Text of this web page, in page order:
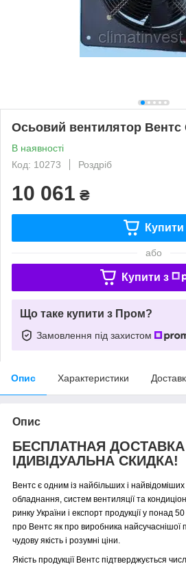
Осьовий вентилятор
В наявності
Код: 10273
Роздріб
10 061 ₴
Купити
або
Купити з
Що таке купити з Пром?
Замовлення під захистом
Опис Характеристики
Опис
БЕСПЛАТНАЯ ДОСТАВКА
ІДИВІДУАЛЬНА СКИДКА!
Вентс є одним із найбільших і
обладнання, систем вентиляції та
ринку України і експорт продукції у понад 50
про Вентс як про виробника найсучаснішої
чудову якість і розумні ціни.
Якість продукції Вентс підтверджується